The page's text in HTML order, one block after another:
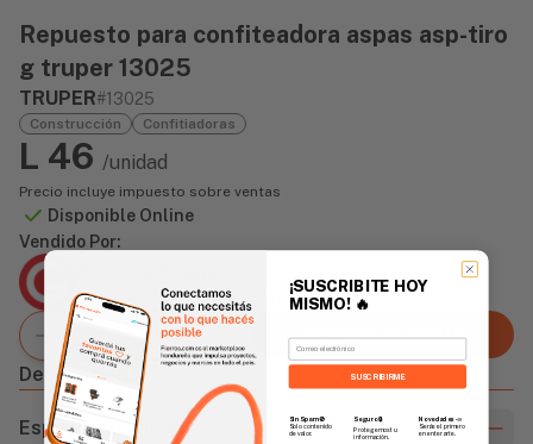
Repuesto para confiteadora aspas asp-tiro
g truper 13025
TRUPER#13025
Construcción Confitiadoras
L 46 /unidad
Precio incluye impuesto sobre ventas
Disponible Online
Vendido Por:
2 días - Tiempo de Entrega Promedio
Agregar al carrito
Descripción
Especificaciones
¡SUSCRIBITE HOY
MISMO! 🔥
Email
SUSCRIBIRME
Sin Spam 🚫
Solo contenido
de valor.
Seguro 🔒
Protegemos tu
información.
Novedades📣
Serás el primero
en enterarte.